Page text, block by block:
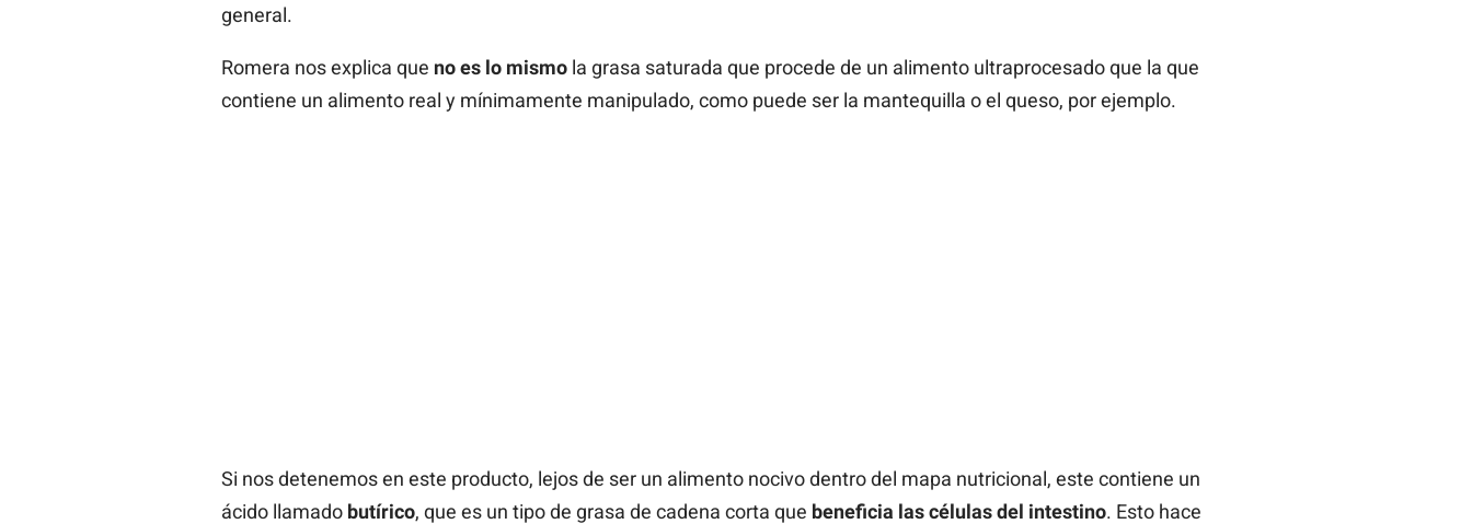
general.
Romera nos explica que no es lo mismola grasa saturada que procede de un alimento ultraprocesado que la que
contiene un alimento real y mínimamente manipulado, como puede ser la mantequilla o el queso, por ejemplo.
Si nos detenemos en este producto, lejos de ser un alimento nocivo dentro del mapa nutricional, este contiene un
ácido llamado butírico, que es un tipo de grasa de cadena corta que beneficia las células del intestino. Esto hace